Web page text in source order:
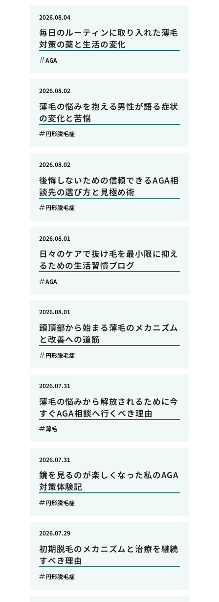
毎日のルーティンに取り入れた薄毛
対策の薬と生活の変化
2026.08.04
AGA
薄毛の悩みを抱える男性が語る症状
の変化と苦悩
2026.08.02
円形脱毛症
後悔しないための信頼できるAGA相
談先の選び方と見極め術
2026.08.02
円形脱毛症
日々のケアで抜け毛を最小限に抑え
るための生活習慣ブログ
2026.08.01
AGA
頭頂部から始まる薄毛のメカニズム
と改善への道筋
2026.08.01
円形脱毛症
薄毛の悩みから解放されるために今
すぐAGA相談へ行くべき理由
2026.07.31
薄毛
鏡を見るのが楽しくなった私のAGA
対策体験記
2026.07.31
円形脱毛症
初期脱毛のメカニズムと治療を継続
すべき理由
2026.07.29
円形脱毛症